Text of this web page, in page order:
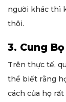
người khác thì
thôi.
3. Cung
Trên thực tế,
thể biết rằng
cách của họ